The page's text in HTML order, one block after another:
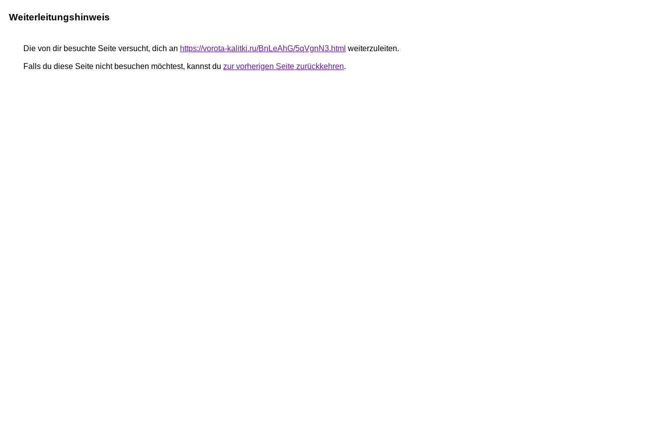
Weiterleitungshinweis
Die von dir besuchte Seite versucht, dich an https://vorota-kalitki.ru/BnLeAhG/5qVgnN3.html weiterzuleiten.
Falls du diese Seite nicht besuchen möchtest, kannst du zur vorherigen Seite zurückkehren.